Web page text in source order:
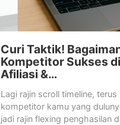
Curi Taktik!
Kompetitor Sukses
Afiliasi &…
Lagi rajin scroll timeline,
kompetitor kamu yang
jadi rajin flexing penghasilan